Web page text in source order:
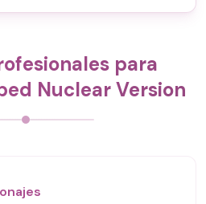
para
Nuclear Version